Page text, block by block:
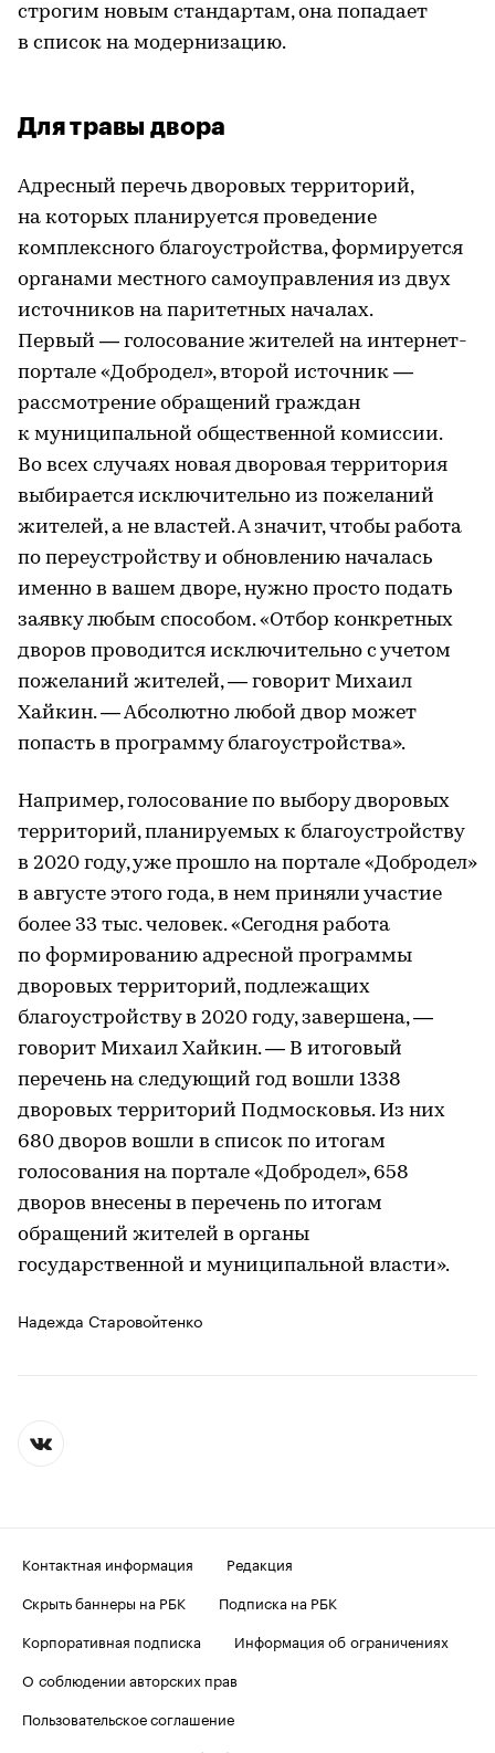
строгим новым стандартам, она попадает
в список на модернизацию.
Для травы двора
Адресный перечь дворовых территорий,
на которых планируется проведение
комплексного благоустройства, формируется
органами местного самоуправления из двух
источников на паритетных началах.
Первый — голосование жителей на интернет-
портале «Добродел», второй источник —
рассмотрение обращений граждан
к муниципальной общественной комиссии.
Во всех случаях новая дворовая территория
выбирается исключительно из пожеланий
жителей, а не властей. А значит, чтобы работа
по переустройству и обновлению началась
именно в вашем дворе, нужно просто подать
заявку любым способом. «Отбор конкретных
дворов проводится исключительно с учетом
пожеланий жителей, — говорит Михаил
Хайкин. — Абсолютно любой двор может
попасть в программу благоустройства».
Например, голосование по выбору дворовых
территорий, планируемых к благоустройству
в 2020 году, уже прошло на портале «Добродел»
в августе этого года, в нем приняли участие
более 33 тыс. человек. «Сегодня работа
по формированию адресной программы
дворовых территорий, подлежащих
благоустройству в 2020 году, завершена, —
говорит Михаил Хайкин. — В итоговый
перечень на следующий год вошли 1338
дворовых территорий Подмосковья. Из них
680 дворов вошли в список по итогам
голосования на портале «Добродел», 658
дворов внесены в перечень по итогам
обращений жителей в органы
государственной и муниципальной власти».
Надежда Старовойтенко
Контактная информация
Редакция
Скрыть баннеры на РБК
Подписка на РБК
Корпоративная подписка
Информация об ограничениях
О соблюдении авторских прав
Пользовательское соглашение